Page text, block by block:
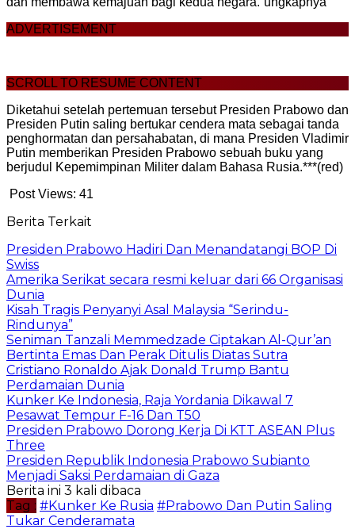
ADVERTISEMENT
SCROLL TO RESUME CONTENT
Diketahui setelah pertemuan tersebut Presiden Prabowo dan
Presiden Putin saling bertukar cendera mata sebagai tanda
penghormatan dan persahabatan, di mana Presiden Vladimir
Putin memberikan Presiden Prabowo sebuah buku yang
berjudul Kepemimpinan Militer dalam Bahasa Rusia.***(red)
Post Views: 41
Berita Terkait
Presiden Prabowo Hadiri Dan Menandatangi BOP Di
Swiss
Amerika Serikat secara resmi keluar dari 66 Organisasi
Dunia
Kisah Tragis Penyanyi Asal Malaysia “Serindu-
Rindunya”
Seniman Tanzali Memmedzade Ciptakan Al-Qur’an
Bertinta Emas Dan Perak Ditulis Diatas Sutra
Cristiano Ronaldo Ajak Donald Trump Bantu
Perdamaian Dunia
Kunker Ke Indonesia, Raja Yordania Dikawal 7
Pesawat Tempur F-16 Dan T50
Presiden Prabowo Dorong Kerja Di KTT ASEAN Plus
Three
Presiden Republik Indonesia Prabowo Subianto
Menjadi Saksi Perdamaian di Gaza
Berita ini 3 kali dibaca
Tag : #Kunker Ke Rusia #Prabowo Dan Putin Saling
Tukar Cenderamata